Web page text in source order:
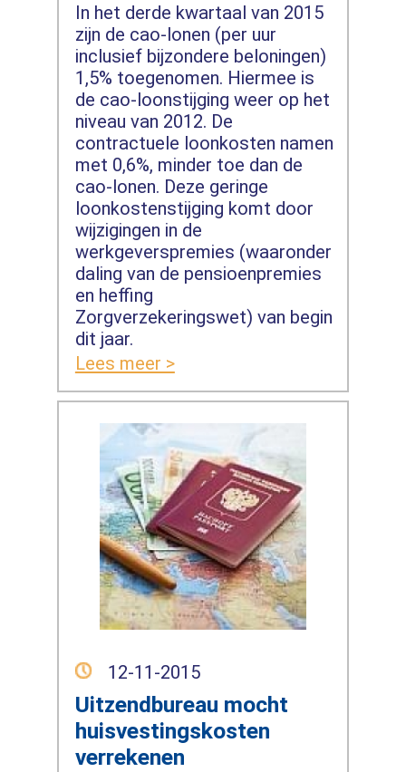
In het derde kwartaal van 2015
zijn de cao-lonen (per uur
inclusief bijzondere beloningen)
1,5% toegenomen. Hiermee is
de cao-loonstijging weer op het
niveau van 2012. De
contractuele loonkosten namen
met 0,6%, minder toe dan de
cao-lonen. Deze geringe
loonkostenstijging komt door
wijzigingen in de
werkgeverspremies (waaronder
daling van de pensioenpremies
en heffing
Zorgverzekeringswet) van begin
dit jaar.
Lees meer >
12-11-2015
Uitzendbureau mocht
huisvestingskosten
verrekenen